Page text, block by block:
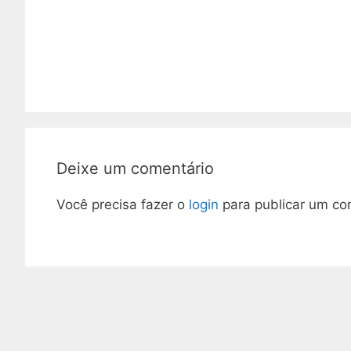
Deixe um comentário
Você precisa fazer o login para publicar um